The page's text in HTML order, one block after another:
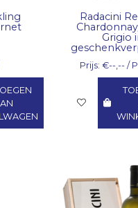
Radacini
Grigio
Prijs: €--,-- /